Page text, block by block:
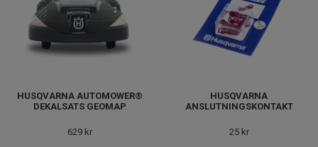
HUSQVARNA AUTOMOWER®
DEKALSATS GEOMAP
629 kr
HUSQVARNA
ANSLUTNINGSKONTAKT
25 kr